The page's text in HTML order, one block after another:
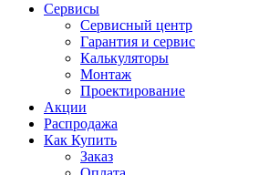
Сервисы
Сервисный центр
Гарантия и сервис
Калькуляторы
Монтаж
Проектирование
Акции
Распродажа
Как Купить
Заказ